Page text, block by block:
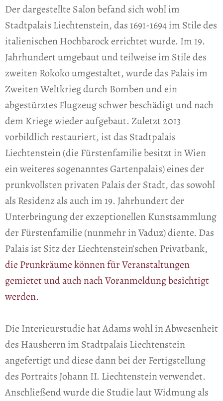
Der dargestellte Salon befand sich wohl im
Stadtpalais Liechtenstein, das 1691-1694 im Stile des
italienischen Hochbarock errichtet wurde. Im 19.
Jahrhundert umgebaut und teilweise im Stile des
zweiten Rokoko umgestaltet, wurde das Palais im
Zweiten Weltkrieg durch Bomben und ein
abgestürztes Flugzeug schwer beschädigt und nach
dem Kriege wieder aufgebaut. Zuletzt 2013
vorbildlich restauriert, ist das Stadtpalais
Liechtenstein (die Fürstenfamilie besitzt in Wien
ein weiteres sogenanntes Gartenpalais) eines der
prunkvollsten privaten Palais der Stadt, das sowohl
als Residenz als auch im 19. Jahrhundert der
Unterbringung der exzeptionellen Kunstsammlung
der Fürstenfamilie (nunmehr in Vaduz) diente. Das
Palais ist Sitz der Liechtenstein’schen Privatbank,
die Prunkräume können für Veranstaltungen
gemietet und auch nach Voranmeldung besichtigt
werden.
Die Interieurstudie hat Adams wohl in Abwesenheit
des Hausherrn im Stadtpalais Liechtenstein
angefertigt und diese dann bei der Fertigstellung
des Portraits Johann II. Liechtenstein verwendet.
Anschließend wurde die Studie laut Widmung als